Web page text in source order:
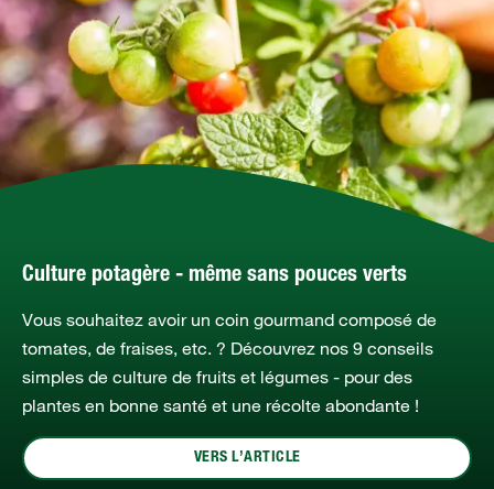
Culture potagère - même sans pouces verts
Vous souhaitez avoir un coin gourmand composé de
tomates, de fraises, etc. ? Découvrez nos 9 conseils
simples de culture de fruits et légumes - pour des
plantes en bonne santé et une récolte abondante !
VERS L’ARTICLE